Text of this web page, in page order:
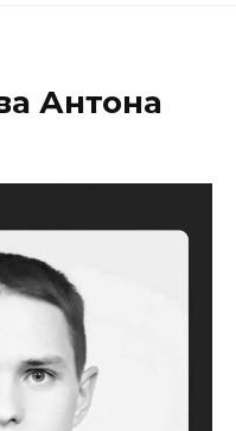
Антона